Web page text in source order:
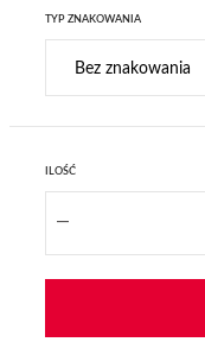
TYP ZNAKOWANIA
ILOŚĆ